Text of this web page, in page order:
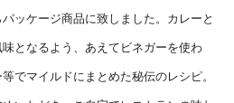
ッケージ商品に致しました。カレーと
となるよう、あえてビネガーを使わ
でマイルドにまとめた秘伝のレシピ。